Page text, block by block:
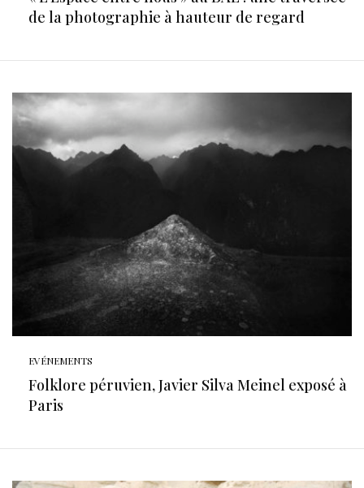
de la photographie à hauteur de regard
EVÉNEMENTS
Folklore péruvien, Javier Silva Meinel exposé à
Paris